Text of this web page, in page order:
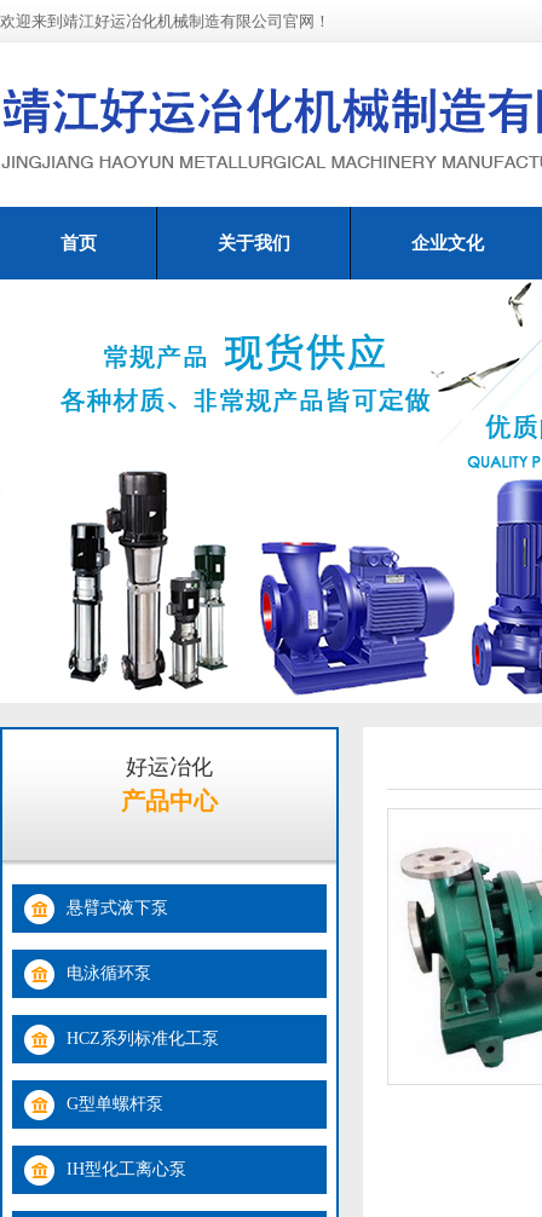
欢迎来到靖江好运冶化机械制造有限公司官网！
首页 关于我们 企业文化
好运冶化
产品中心
悬臂式液下泵
电泳循环泵
HCZ系列标准化工泵
G型单螺杆泵
IH型化工离心泵